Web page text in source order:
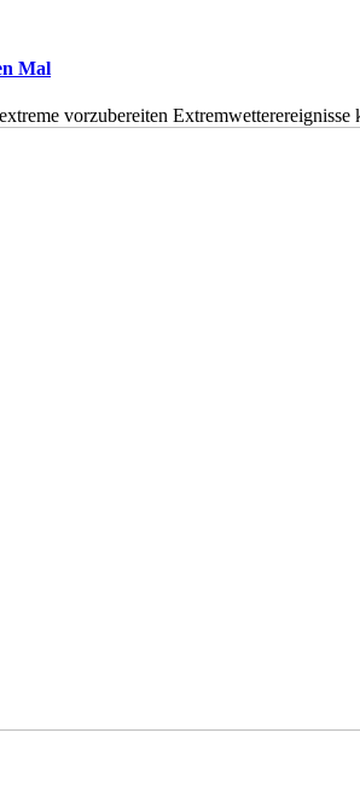
Mal
vorzubereiten